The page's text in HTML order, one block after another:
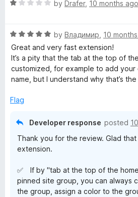
R
e
d
1
o
u
o
by Drafer, 10 months ago
R
a
t
e
d
o
by Владимир 10
Great and very fast extension!
It’s a pity that the tab at the top of
customized, for example to add your
name, but I understand why that’s
Flag
Developer response posted
Thank you for the review. Glad
extension.
✅ If by "tab at the top of the
pinned site group, you can always
the group, assign a color to the